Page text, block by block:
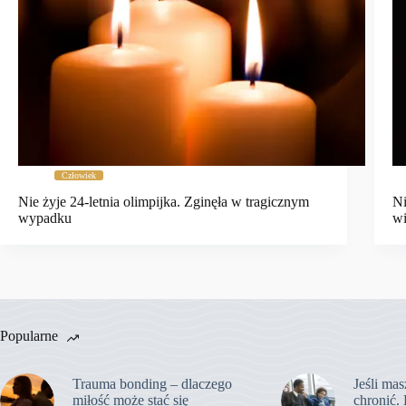
Człowiek
Nie żyje 24-letnia olimpijka. Zginęła w tragicznym
wypadku
Popularne
Trauma bonding – dlaczego
miłość może stać się
Jeśli
chronić.